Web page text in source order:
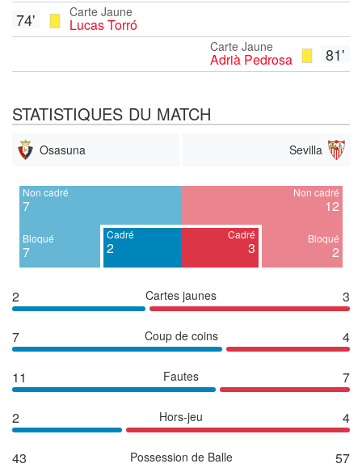
Carte Jaune
Lucas Torró
74'
81'
Carte Jaune
Adrià Pedrosa
STATISTIQUES DU MATCH
Osasuna Sevilla
Non cadré
7
Bloqué
7
Cadré
2
Cadré
3
Non cadré
12
Bloqué
2
2 Cartes jaunes 3
7 Coup de coins 4
11 Fautes 7
2 Hors-jeu 4
43 Possession de Balle 57